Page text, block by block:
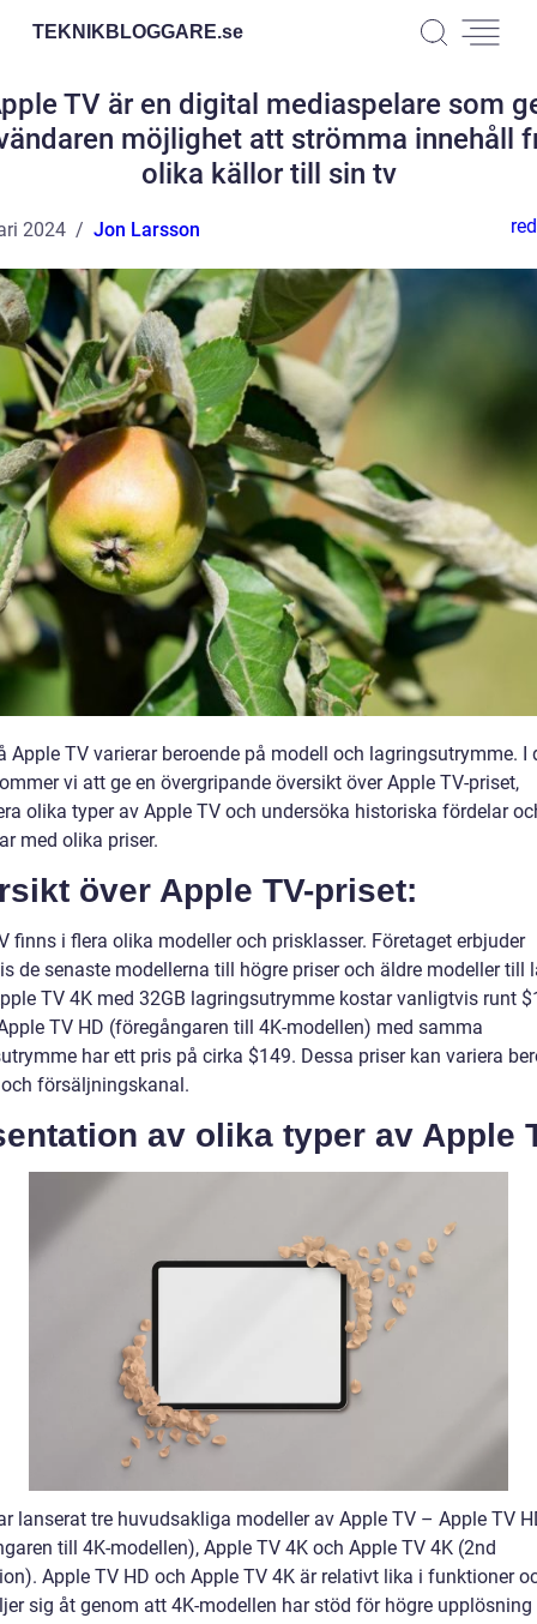
TEKNIKBLOGGARE.se
TV är en digital mediaspelare som
möjlighet att strömma innehåll
olika källor till sin tv
2024 Jon Larsson
Apple TV varierar beroende på modell och lagringsutrymme. I
vi att ge en övergripande översikt över Apple TV-priset,
olika typer av Apple TV och undersöka historiska fördelar
med olika priser.
över Apple TV-priset:
finns i flera olika modeller och prisklasser. Företaget erbjuder
de senaste modellerna till högre priser och äldre modeller till
TV 4K med 32GB lagringsutrymme kostar vanligtvis runt
TV HD (föregångaren till 4K-modellen) med samma
har ett pris på cirka $149. Dessa priser kan variera
försäljningskanal.
av olika typer av Apple
lanserat tre huvudsakliga modeller av Apple TV – Apple TV
till 4K-modellen), Apple TV 4K och Apple TV 4K (2nd
Apple TV HD och Apple TV 4K är relativt lika i funktioner
sig åt genom att 4K-modellen har stöd för högre upplösning